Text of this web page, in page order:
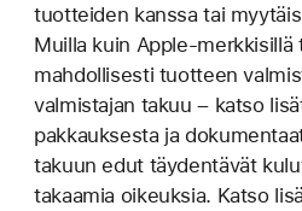
tuotteiden kanssa tai
Muilla kuin Apple-merkkisillä
mahdollisesti tuotteen
valmistajan takuu – katso
pakkauksesta ja
takuun edut täydentävät
takaamia oikeuksia. Katso